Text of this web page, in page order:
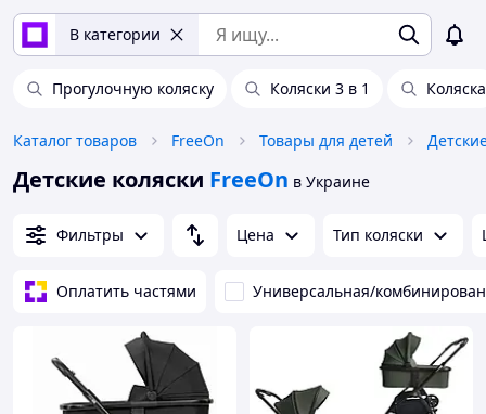
В категории
Прогулочную коляску Коляски 3 в 1 Коляска
Каталог товаров FreeOn Товары для детей
Детские коляски FreeOn в Украине
Фильтры Цена Тип коляски
Оплатить частями Универсальная/